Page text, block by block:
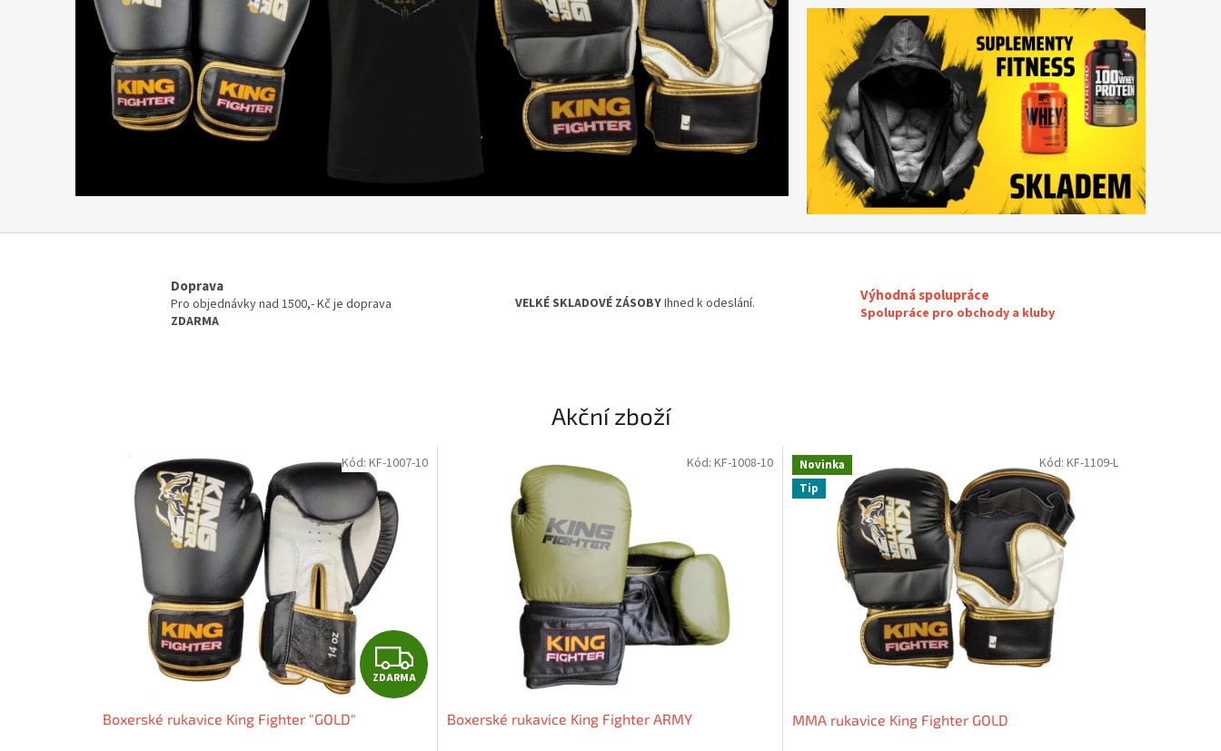
y
f
Doprava
Pro objednávky nad 1500,- Kč je doprava
ZDARMA
VELKÉ SKLADOVÉ ZÁSOBYIhned k odeslání. Výhodná spolupráce
Spolupráce pro obchody a kluby
Akční zboží
Z
D
ZDARMA
Boxerské rukavice King Fighter "GOLD"
Kód:KF-1007-10
Boxerské rukavice King Fighter ARMY
Kód: KF-1008-10
Novinka
Tip
MMA rukavice King Fighter GOLD
Kód: KF-1109-L